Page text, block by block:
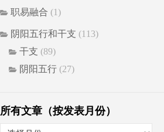
职易融合 (1)
阴阳五行和干支 (113)
干支 (89)
阴阳五行 (27)
所有文章（按发表月份）